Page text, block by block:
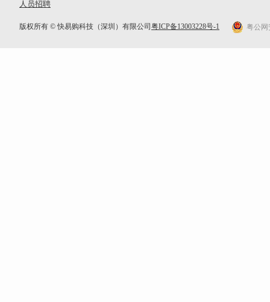
人员招聘
版权所有 © 快易购科技（深圳）有限公司 粤ICP备13003228号-1 粤公网